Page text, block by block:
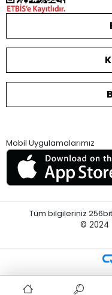
Mobil Uygulamalarımız
Tüm bilgileriniz
© 2024